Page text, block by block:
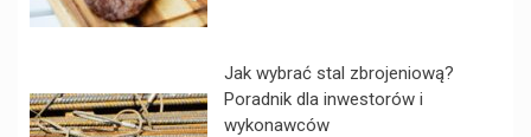
Jak wybrać stal zbrojeniową?
Poradnik dla inwestorów i
wykonawców